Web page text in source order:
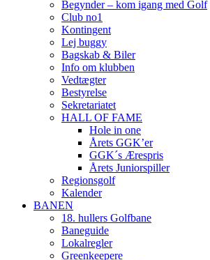
Begynder – kom igang med Golf
Club no1
Kontingent
Lej buggy
Bagskab & Biler
Info om klubben
Vedtægter
Bestyrelse
Sekretariatet
HALL OF FAME
Hole in one
Årets GGK’er
GGK´s Ærespris
Årets Juniorspiller
Regionsgolf
Kalender
BANEN
18. hullers Golfbane
Baneguide
Lokalregler
Greenkeepere